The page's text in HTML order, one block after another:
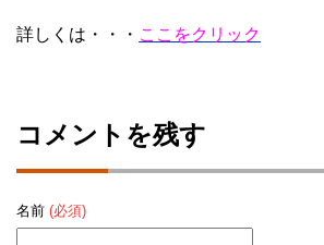
詳しくは・・・ ここをクリック
コメントを残す
名前 (必須)